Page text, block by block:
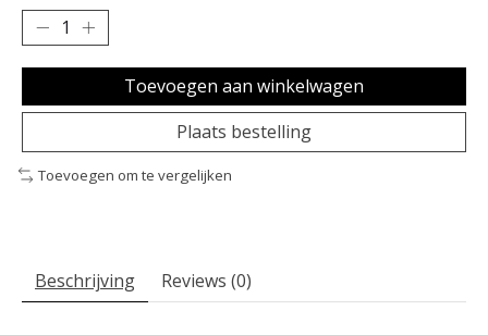
Toevoegen aan winkelwagen
Plaats bestelling
Toevoegen om te vergelijken
Beschrijving Reviews (0)